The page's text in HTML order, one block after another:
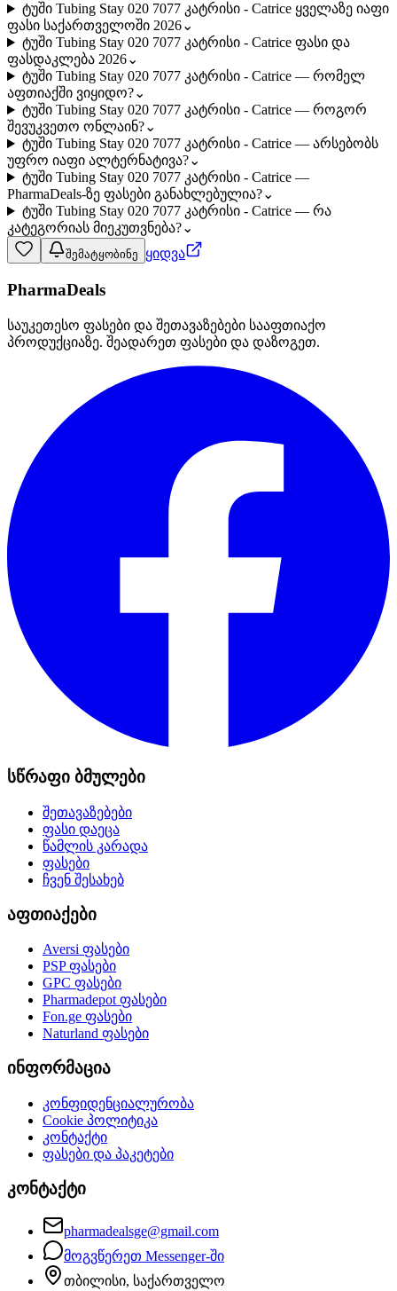
ტუში Tubing Stay 020 7077 კატრისი - Catrice ყველაზე იაფი
ფასი საქართველოში 2026⌄
ტუში Tubing Stay 020 7077 კატრისი - Catrice ფასი და
ფასდაკლება 2026⌄
ტუში Tubing Stay 020 7077 კატრისი - Catrice — რომელ
აფთიაქში ვიყიდო?⌄
ტუში Tubing Stay 020 7077 კატრისი - Catrice — როგორ
შევუკვეთო ონლაინ?⌄
ტუში Tubing Stay 020 7077 კატრისი - Catrice — არსებობს
უფრო იაფი ალტერნატივა?⌄
ტუში Tubing Stay 020 7077 კატრისი - Catrice —
PharmaDeals-ზე ფასები განახლებულია?⌄
ტუში Tubing Stay 020 7077 კატრისი - Catrice — რა
კატეგორიას მიეკუთვნება?⌄
შემატყობინე ყიდვა
PharmaDeals
საუკეთესო ფასები და შეთავაზებები სააფთიაქო
პროდუქციაზე. შეადარეთ ფასები და დაზოგეთ.
სწრაფი ბმულები
შეთავაზებები
ფასი დაეცა
წამლის კარადა
ფასები
ჩვენ შესახებ
აფთიაქები
Aversi ფასები
PSPფასები
GPC ფასები
Pharmadepotფასები
Fon.ge ფასები
Naturland ფასები
ინფორმაცია
კონფიდენციალურობა
Cookie პოლიტიკა
კონტაქტი
ფასები და პაკეტები
კონტაქტი
pharmadealsge@gmail.com
მოგვწერეთ Messenger-ში
თბილისი, საქართველო